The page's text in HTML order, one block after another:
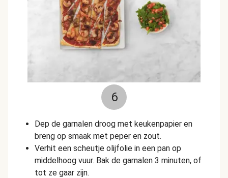
6
Dep de garnalen droog met keukenpapier en
breng op smaak met peper en zout.
Verhit een scheutje olijfolie in een pan op
middelhoog vuur. Bak de garnalen 3 minuten, of
tot ze gaar zijn.